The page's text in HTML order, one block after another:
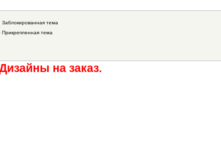
Заблокированная тема
Прикрепленная тема
на заказ.